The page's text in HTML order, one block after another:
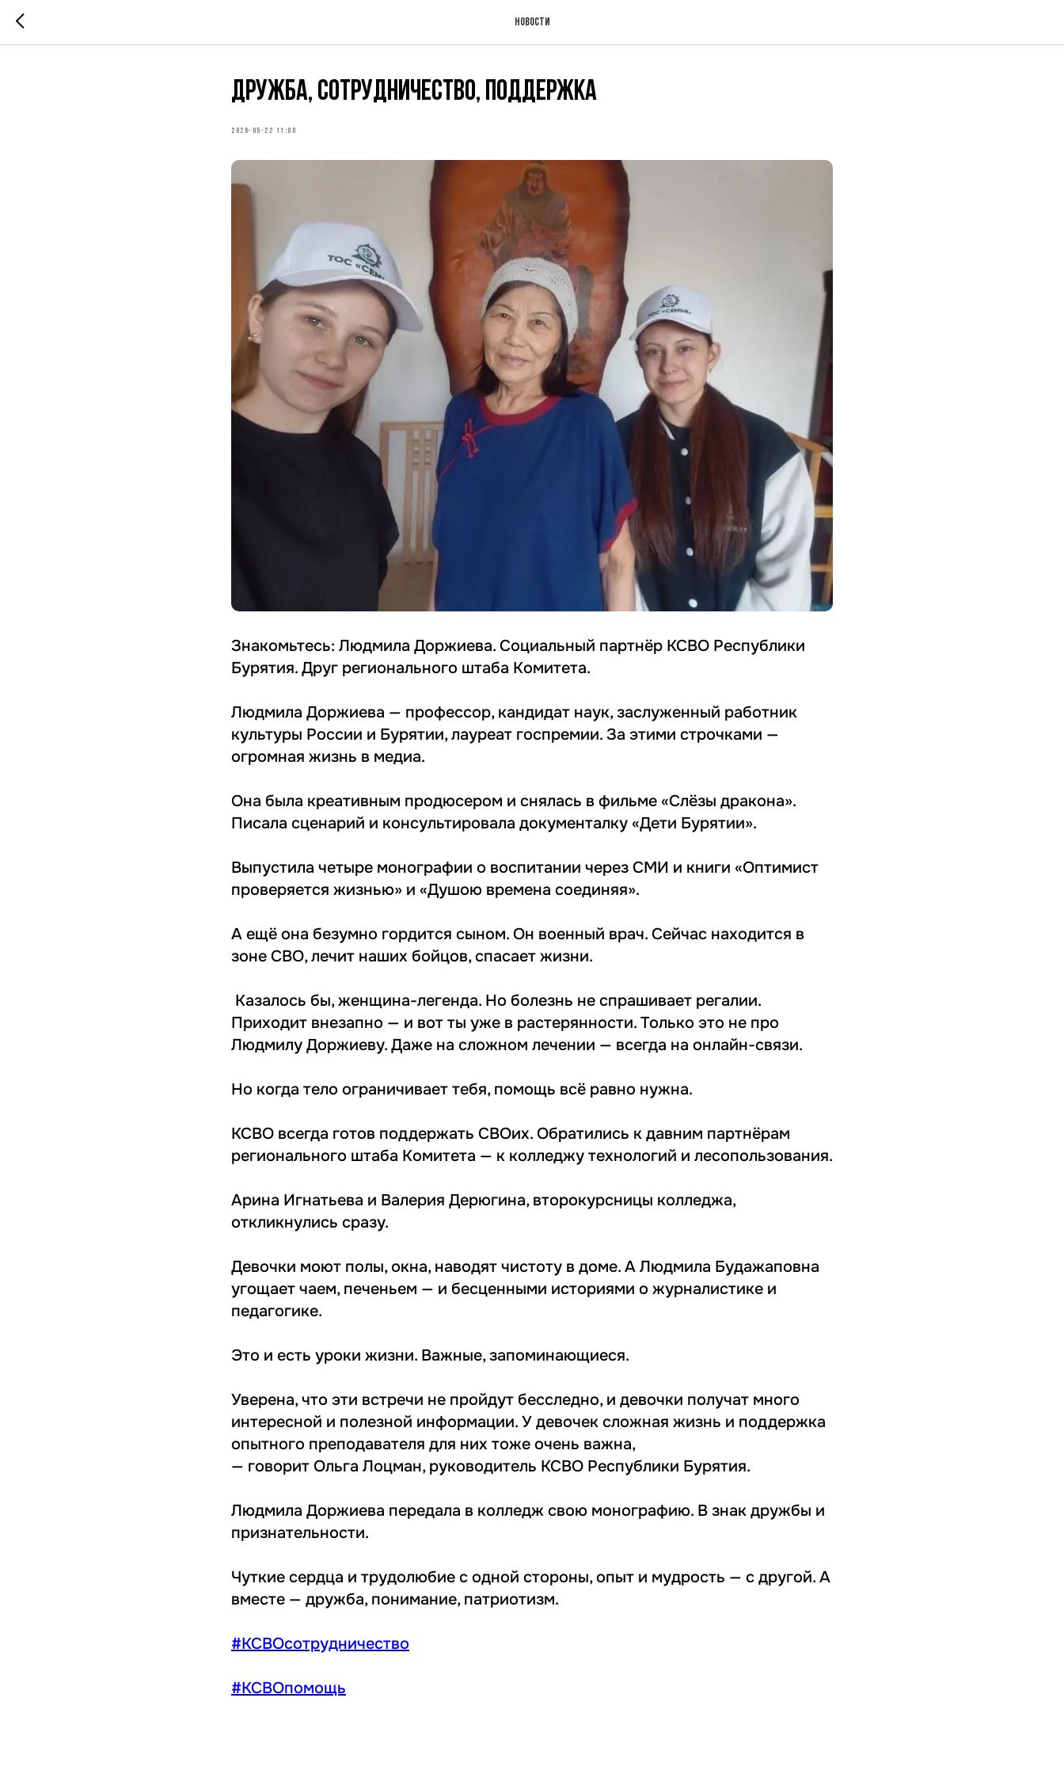
Новости
Дружба, сотрудничество, поддержка
2026-05-22 11:00
Знакомьтесь: Людмила Доржиева. Социальный партнёр КСВО Республики
Бурятия. Друг регионального штаба Комитета.
Людмила Доржиева — профессор, кандидат наук, заслуженный работник
культуры России и Бурятии, лауреат госпремии. За этими строчками —
огромная жизнь в медиа.
Она была креативным продюсером и снялась в фильме «Слёзы дракона».
Писала сценарий и консультировала документалку «Дети Бурятии».
Выпустила четыре монографии о воспитании через СМИ и книги «Оптимист
проверяется жизнью» и «Душою времена соединяя».
А ещё она безумно гордится сыном. Он военный врач. Сейчас находится в
зоне СВО, лечит наших бойцов, спасает жизни.
️ Казалось бы, женщина-легенда. Но болезнь не спрашивает регалии.
Приходит внезапно — и вот ты уже в растерянности. Только это не про
Людмилу Доржиеву. Даже на сложном лечении — всегда на онлайн-связи.
Но когда тело ограничивает тебя, помощь всё равно нужна.
КСВО всегда готов поддержать СВОих. Обратились к давним партнёрам
регионального штаба Комитета — к колледжу технологий и лесопользования.
Арина Игнатьева и Валерия Дерюгина, второкурсницы колледжа,
откликнулись сразу.
Девочки моют полы, окна, наводят чистоту в доме. А Людмила Будажаповна
угощает чаем, печеньем — и бесценными историями о журналистике и
педагогике.
Это и есть уроки жизни. Важные, запоминающиеся.
Уверена, что эти встречи не пройдут бесследно, и девочки получат много
интересной и полезной информации. У девочек сложная жизнь и поддержка
опытного преподавателя для них тоже очень важна,
— говорит Ольга Лоцман, руководитель КСВО Республики Бурятия.
Людмила Доржиева передала в колледж свою монографию. В знак дружбы и
признательности.
Чуткие сердца и трудолюбие с одной стороны, опыт и мудрость — с другой. А
вместе — дружба, понимание, патриотизм.
#КСВОсотрудничество
#КСВОпомощь